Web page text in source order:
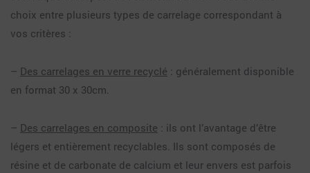
choix entre plusieurs types de carrelage correspondant à
vos critères :
– Des carrelages en verre recyclé : généralement disponible
en format 30 x 30cm.
– Des carrelages en composite : ils ont l’avantage d’être
légers et entièrement recyclables. Ils sont composés de
résine et de carbonate de calcium et leur envers est parfois